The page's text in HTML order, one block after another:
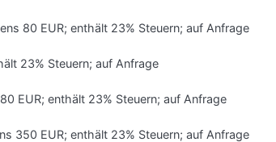
80 EUR; enthält 23% Steuern; auf Anfrage
23% Steuern; auf Anfrage
EUR; enthält 23% Steuern; auf Anfrage
350 EUR; enthält 23% Steuern; auf Anfrage